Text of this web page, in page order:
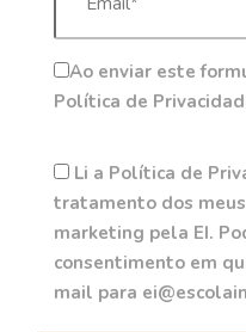
Ao enviar este
Política de
Li a Política de
tratamento dos
marketing pela EI.
consentimento em
mail para